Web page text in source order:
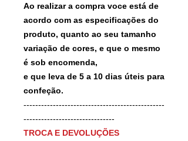
Ao realizar a compra voce está de
acordo com as especificações do
produto, quanto ao seu tamanho
variação de cores, e que o mesmo
é sob encomenda,
e que leva de 5 a 10 dias úteis para
confeção.
------------------------------------------------
-------------------------------
TROCA E DEVOLUÇÕES